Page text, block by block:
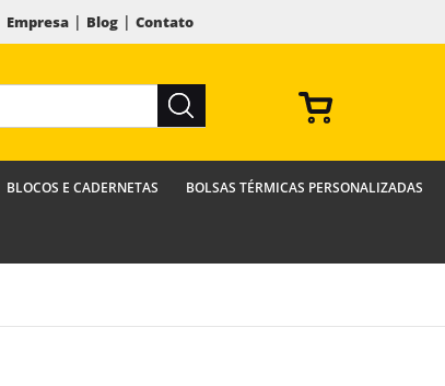
Empresa| Blog| Contato
BLOCOS E CADERNETAS BOLSAS TÉRMICAS PERSONALIZADAS